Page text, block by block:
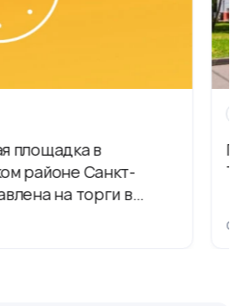
площадка в
районе Санкт-
на торги в